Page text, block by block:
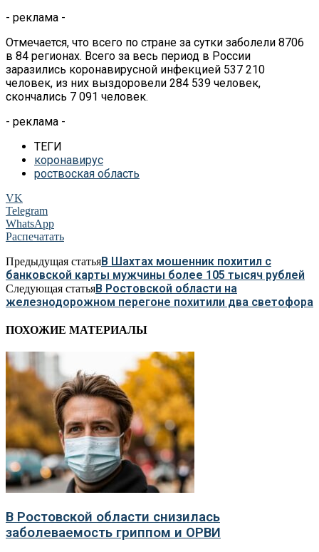
- реклама -
Отмечается, что всего по стране за сутки заболели 8706
в 84 регионах. Всего за весь период в России
заразились коронавирусной инфекцией 537 210
человек, из них выздоровели 284 539 человек,
скончались 7 091 человек.
- реклама -
ТЕГИ
коронавирус
роствоская область
VK
Telegram
WhatsApp
Распечатать
Предыдущая статьяВ Шахтах мошенник похитил с
банковской карты мужчины более 105 тысяч рублей
Следующая статьяВ Ростовской области на
железнодорожном перегоне похитили два светофора
ПОХОЖИЕ МАТЕРИАЛЫ
В Ростовской области снизилась
заболеваемость гриппом и ОРВИ